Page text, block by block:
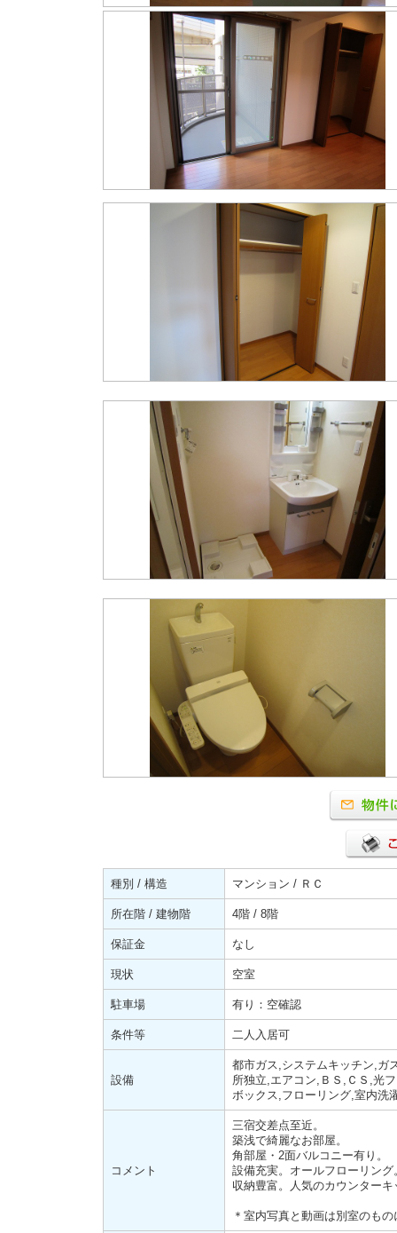
種別 / 構造 マンション / ＲＣ
所在階 / 建物階 4階 / 8階
保証金 なし
現状 空室
駐車場 有り：空確認
条件等 二人入居可
設備
都市ガス,システムキッチン,ガ
所独立,エアコン,ＢＳ,ＣＳ,光
ボックス,フローリング,室内洗
コメント
三宿交差点至近。
築浅で綺麗なお部屋。
角部屋・2面バルコニー有り。
設備充実。オールフローリング
収納豊富。人気のカウンターキ
＊室内写真と動画は別室のも